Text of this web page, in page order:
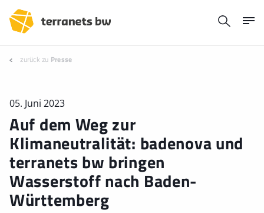
zurück zu Presse
05. Juni 2023
Auf dem Weg zur
Klimaneutralität: badenova und
terranets bw bringen
Wasserstoff nach Baden-
Württemberg